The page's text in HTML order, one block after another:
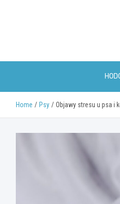
Home Psy Objawy stresu u psa i